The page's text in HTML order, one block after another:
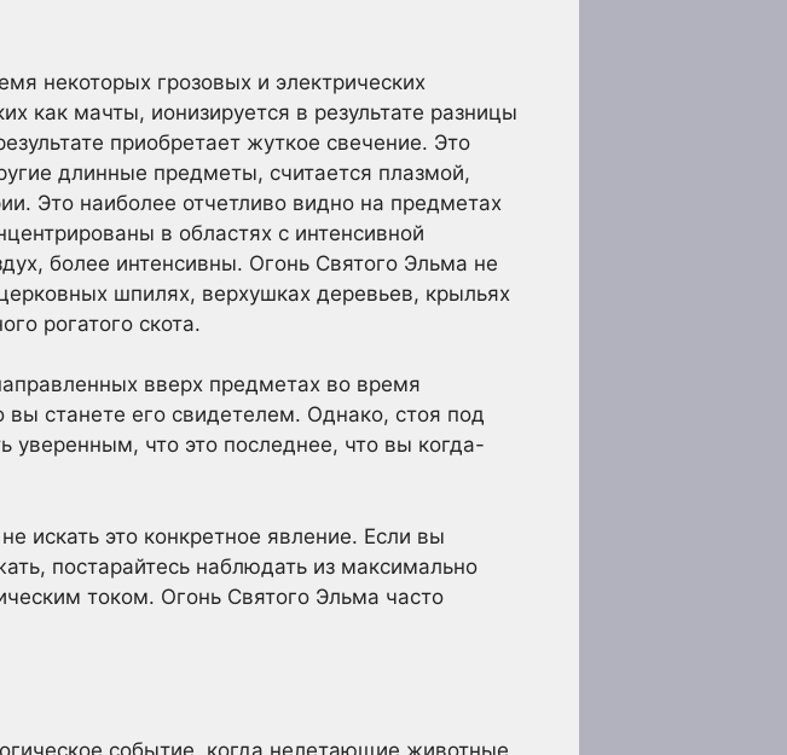
некоторых грозовых и электрических
как мачты, ионизируется в результате разницы
приобретает жуткое свечение. Это
длинные предметы, считается плазмой,
Это наиболее отчетливо видно на предметах
в областях с интенсивной
более интенсивны. Огонь Святого Эльма не
шпилях, верхушках деревьев, крыльях
рогатого скота.
вверх предметах во время
станете его свидетелем. Однако, стоя под
что это последнее, что вы когда-
искать это конкретное явление. Если вы
постарайтесь наблюдать из максимально
током. Огонь Святого Эльма часто
событие, когда нелетающие животные